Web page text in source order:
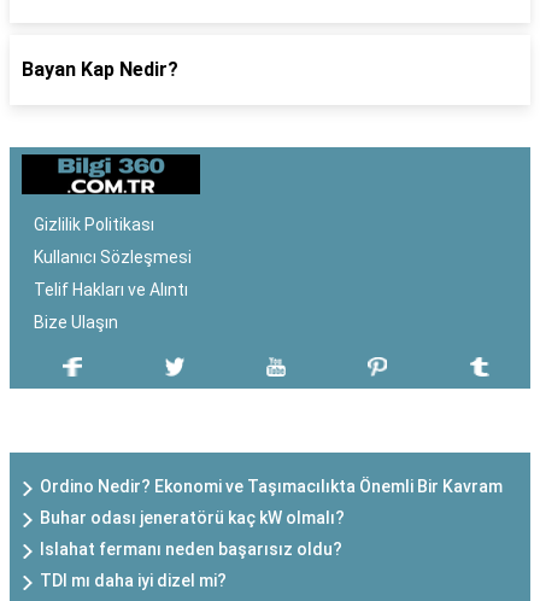
Bayan Kap Nedir?
Gizlilik Politikası
Kullanıcı Sözleşmesi
Telif Hakları ve Alıntı
Bize Ulaşın
Ordino Nedir? Ekonomi ve Taşımacılıkta Önemli Bir Kavram
Buhar odası jeneratörü kaç kW olmalı?
Islahat fermanı neden başarısız oldu?
TDI mı daha iyi dizel mi?